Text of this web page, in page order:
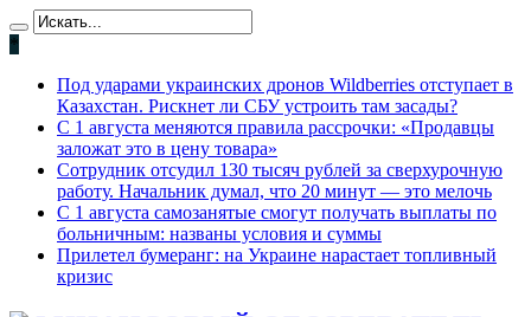
*
Под ударами украинских дронов Wildberries отступает в
Казахстан. Рискнет ли СБУ устроить там засады?
С 1 августа меняются правила рассрочки: «Продавцы
заложат это в цену товара»
Сотрудник отсудил 130 тысяч рублей за сверхурочную
работу. Начальник думал, что 20 минут — это мелочь
С 1 августа самозанятые смогут получать выплаты по
больничным: названы условия и суммы
Прилетел бумеранг: на Украине нарастает топливный
кризис